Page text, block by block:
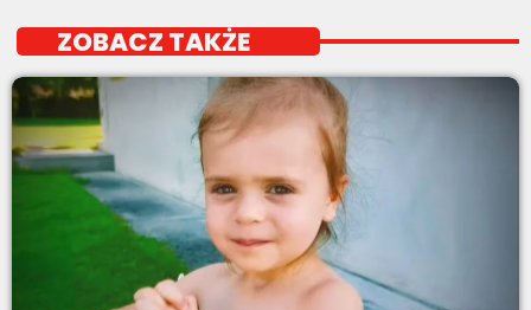
ZOBACZ TAKŻE